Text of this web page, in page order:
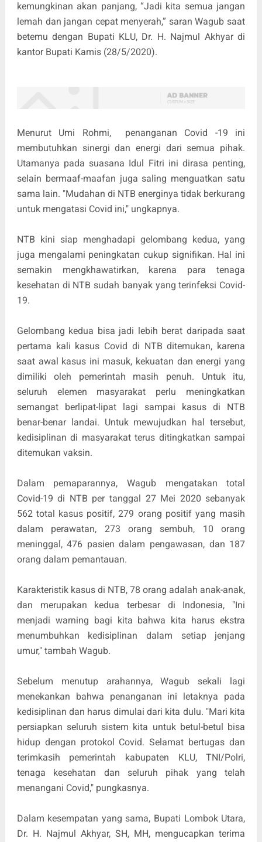
kemungkinan akan panjang, “Jadi kita semua jangan
lemah dan jangan cepat menyerah,” saran Wagub saat
betemu dengan Bupati KLU, Dr. H. Najmul Akhyar di
kantor Bupati Kamis (28/5/2020).
Menurut Umi Rohmi, penanganan Covid -19 ini
membutuhkan sinergi dan energi dari semua pihak.
Utamanya pada suasana Idul Fitri ini dirasa penting,
selain bermaaf-maafan juga saling menguatkan satu
sama lain. "Mudahan di NTB energinya tidak berkurang
untuk mengatasi Covid ini," ungkapnya.
NTB kini siap menghadapi gelombang kedua, yang
juga mengalami peningkatan cukup signifikan. Hal ini
semakin mengkhawatirkan, karena para tenaga
kesehatan di NTB sudah banyak yang terinfeksi Covid-
19.
Gelombang kedua bisa jadi lebih berat daripada saat
pertama kali kasus Covid di NTB ditemukan, karena
saat awal kasus ini masuk, kekuatan dan energi yang
dimiliki oleh pemerintah masih penuh. Untuk itu,
seluruh elemen masyarakat perlu meningkatkan
semangat berlipat-lipat lagi sampai kasus di NTB
benar-benar landai. Untuk mewujudkan hal tersebut,
kedisiplinan di masyarakat terus ditingkatkan sampai
ditemukan vaksin.
Dalam pemaparannya, Wagub mengatakan total
Covid-19 di NTB per tanggal 27 Mei 2020 sebanyak
562 total kasus positif, 279 orang positif yang masih
dalam perawatan, 273 orang sembuh, 10 orang
meninggal, 476 pasien dalam pengawasan, dan 187
orang dalam pemantauan.
Karakteristik kasus di NTB, 78 orang adalah anak-anak,
dan merupakan kedua terbesar di Indonesia, "Ini
menjadi warning bagi kita bahwa kita harus ekstra
menumbuhkan kedisiplinan dalam setiap jenjang
umur," tambah Wagub.
Sebelum menutup arahannya, Wagub sekali lagi
menekankan bahwa penanganan ini letaknya pada
kedisiplinan dan harus dimulai dari kita dulu. "Mari kita
persiapkan seluruh sistem kita untuk betul-betul bisa
hidup dengan protokol Covid. Selamat bertugas dan
terimkasih pemerintah kabupaten KLU, TNI/Polri,
tenaga kesehatan dan seluruh pihak yang telah
menangani Covid," pungkasnya.
Dalam kesempatan yang sama, Bupati Lombok Utara,
Dr. H. Najmul Akhyar, SH, MH, mengucapkan terima